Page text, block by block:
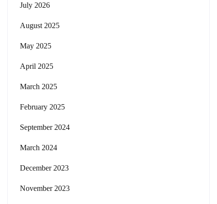
July 2026
August 2025
May 2025
April 2025
March 2025
February 2025
September 2024
March 2024
December 2023
November 2023